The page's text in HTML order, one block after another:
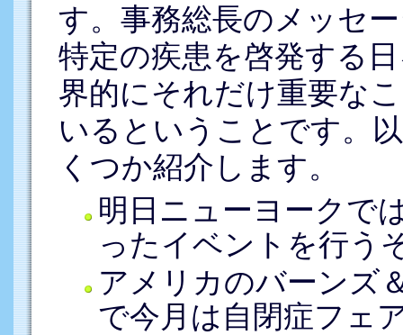
す。事務総長のメッセ
特定の疾患を啓発する
界的にそれだけ重要な
いるということです。
くつか紹介します。
明日ニューヨークで
ったイベントを行う
アメリカのバーンズ
で今月は自閉症フェ